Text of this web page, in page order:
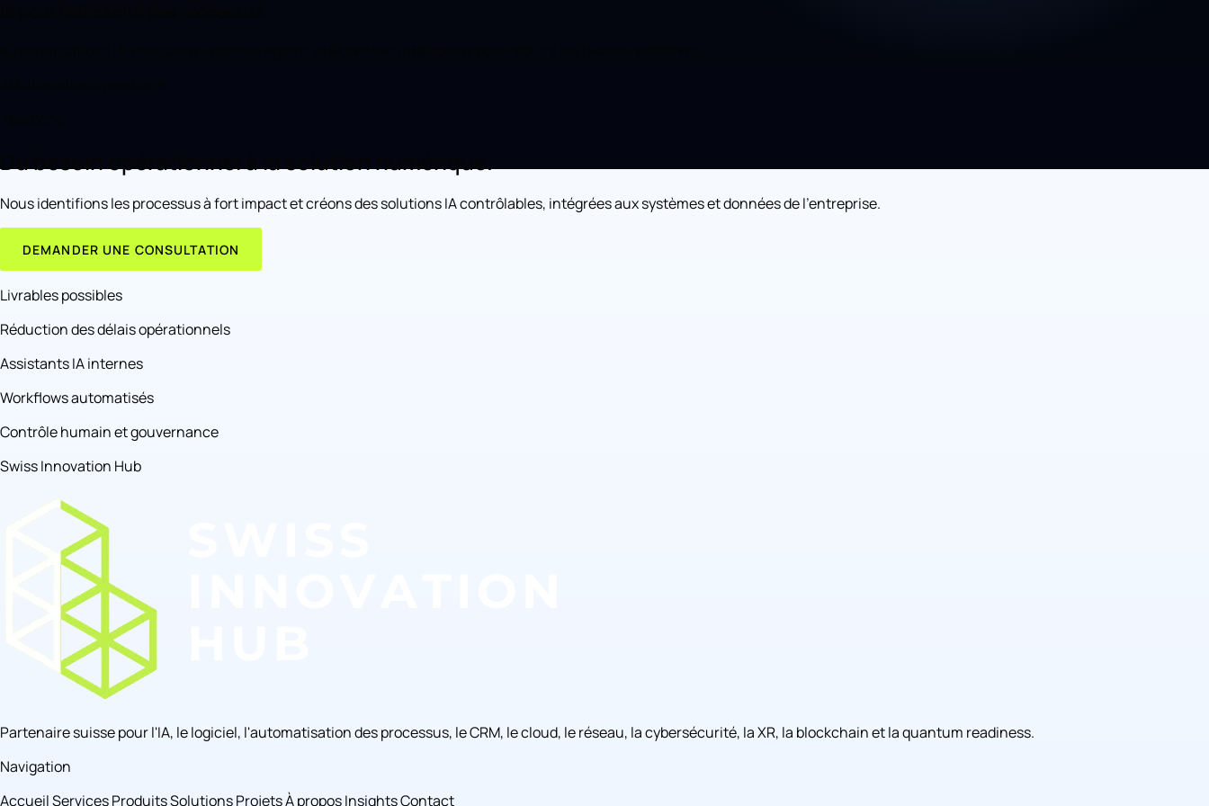
Nous identifions les processus à fort impact et créons des solutions IA contrôlables, intégrées aux systèmes et données de l’entreprise.
DEMANDER UNE CONSULTATION
Livrables possibles
Réduction des délais opérationnels
Assistants IA internes
Workflows automatisés
Contrôle humain et gouvernance
Swiss Innovation Hub
Partenaire suisse pour l'IA, le logiciel, l'automatisation des processus, le CRM, le cloud, le réseau, la cybersécurité, la XR, la blockchain et la quantum readiness.
Navigation
AccueilServicesProduitsSolutionsProjetsÀ proposInsightsContact